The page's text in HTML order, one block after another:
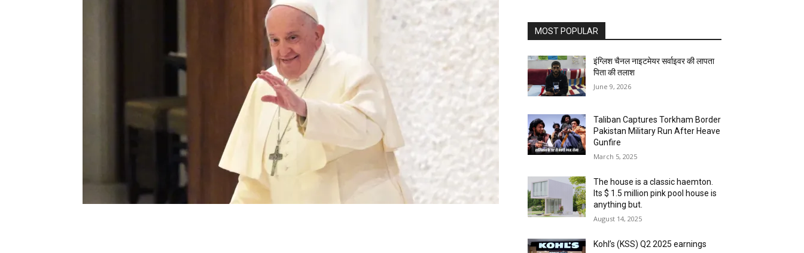
MOST POPULAR
इंग्लिश चैनल नाइटमेयर सर्वाइवर की लापता
पिता की तलाश
June 9, 2026
Taliban Captures Torkham Border
Pakistan Military Run After Heave
Gunfire
March 5, 2025
The house is a classic haemton.
Its $ 1.5 million pink pool house is
anything but.
August 14, 2025
Kohl’s (KSS) Q2 2025 earnings